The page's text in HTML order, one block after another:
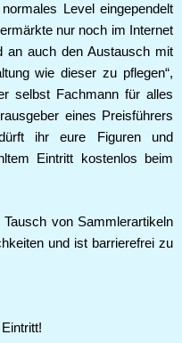
Level eingependelt
nur noch im Internet
an auch den Austausch mit
wie dieser zu pflegen“,
selbst Fachmann für alles
eines Preisführers
ihr eure Figuren und
Eintritt kostenlos beim
von Sammlerartikeln
und ist barrierefrei zu